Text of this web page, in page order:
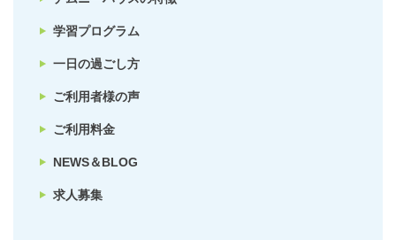
学習プログラム
一日の過ごし方
ご利用者様の声
ご利用料金
NEWS＆BLOG
求人募集